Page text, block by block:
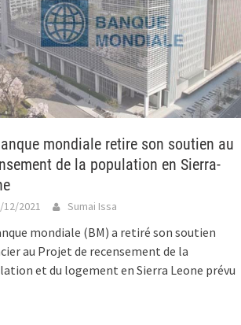
mondiale retire son soutien au
de la population en Sierra-
12/2021 Sumai Issa
mondiale (BM) a retiré son soutien
au Projet de recensement de la
et du logement en Sierra Leone prévu